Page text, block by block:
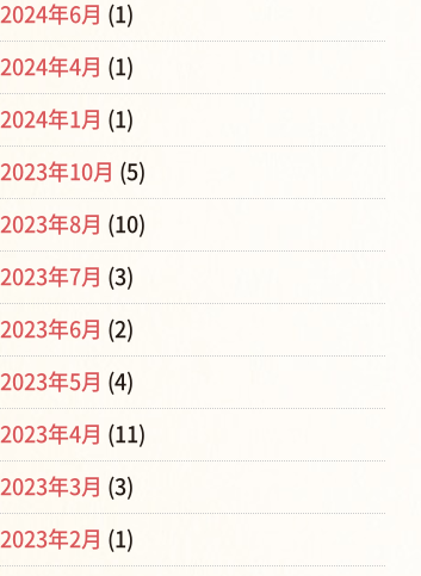
2024年6月 (1)
2024年4月 (1)
2024年1月 (1)
2023年10月 (5)
2023年8月 (10)
2023年7月 (3)
2023年6月 (2)
2023年5月 (4)
2023年4月 (11)
2023年3月 (3)
2023年2月 (1)